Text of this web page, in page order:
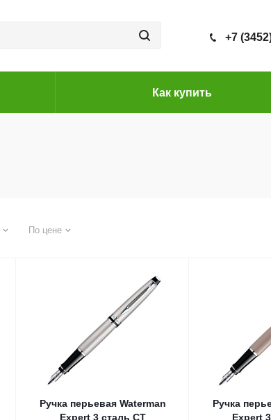
+7
Как купить
По цене
Ручка перьевая Waterman
Expert 3 сталь СT
Ручка
Expert